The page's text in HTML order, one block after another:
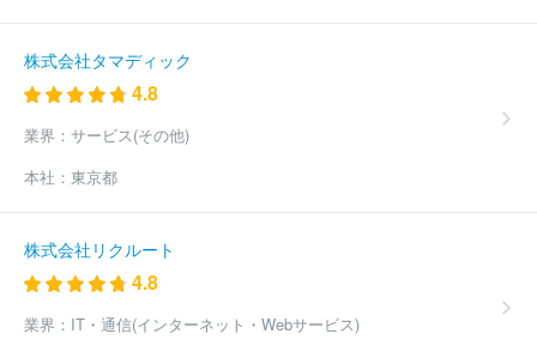
株式会社タマディック
4.8
業界： サービス(その他)
本社： 東京都
株式会社リクルート
4.8
業界： IT・通信(インターネット・Webサービス)